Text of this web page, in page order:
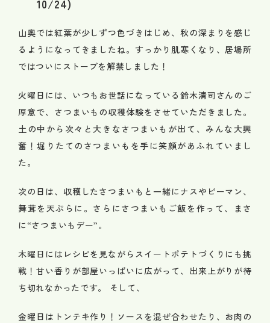
10/24)
山奥では紅葉が少しずつ色づきはじめ、秋の深まりを感じ
るようになってきましたね。すっかり肌寒くなり、居場所
ではついにストーブを解禁しました！
火曜日には、いつもお世話になっている鈴木清司さんのご
厚意で、さつまいもの収穫体験をさせていただきました。
土の中から次々と大きなさつまいもが出て、みんな大興
奮！堀りたてのさつまいもを手に笑顔があふれていまし
た。
次の日は、収穫したさつまいもと一緒にナスやピーマン、
舞茸を天ぷらに。さらにさつまいもご飯を作って、まさ
に“さつまいもデー”。
木曜日にはレシピを見ながらスイートポテトづくりにも挑
戦！甘い香りが部屋いっぱいに広がって、出来上がりが待
ち切れなかったです。
そして、
金曜日はトンテキ作り！ソースを混ぜ合わせたり、お肉の